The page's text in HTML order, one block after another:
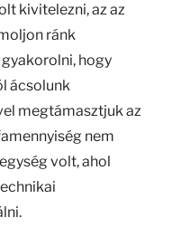
kivitelezni, az az
ránk
hogy
ácsolunk
megtámasztjuk az
nem
volt, ahol